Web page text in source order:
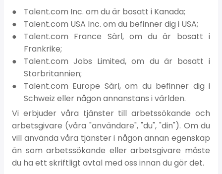
Talent.com Inc. om du är bosatt i Kanada;
Talent.com USA Inc. om du befinner dig i USA;
Talent.com France Sàrl, om du är bosatt i
Frankrike;
Talent.com Jobs Limited, om du är bosatt i
Storbritannien;
Talent.com Europe Sàrl, om du befinner dig i
Schweiz eller någon annanstans i världen.
Vi erbjuder våra tjänster till arbetssökande och
arbetsgivare (våra "användare", "du", "din"). Om du
vill använda våra tjänster i någon annan egenskap
än som arbetssökande eller arbetsgivare måste
du ha ett skriftligt avtal med oss innan du gör det.